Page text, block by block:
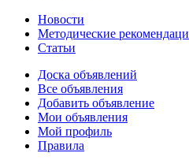
Новости
Методические
Статьи
Доска объявлений
Все объявления
Добавить объявление
Мои объявления
Мой профиль
Правила